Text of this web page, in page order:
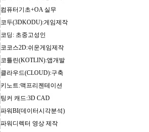
컴퓨터기초+OA 실무
코두(3DKODU):게임제작
코딩: 초중고성인
코코스2D:쉬운게임제작
코틀린(KOTLIN):앱개발
클라우드(CLOUD):구축
키노트:맥프리젠테이션
팅커 캐드:3D CAD
파워BI(데이터시각분석)
파워디렉터 영상 제작